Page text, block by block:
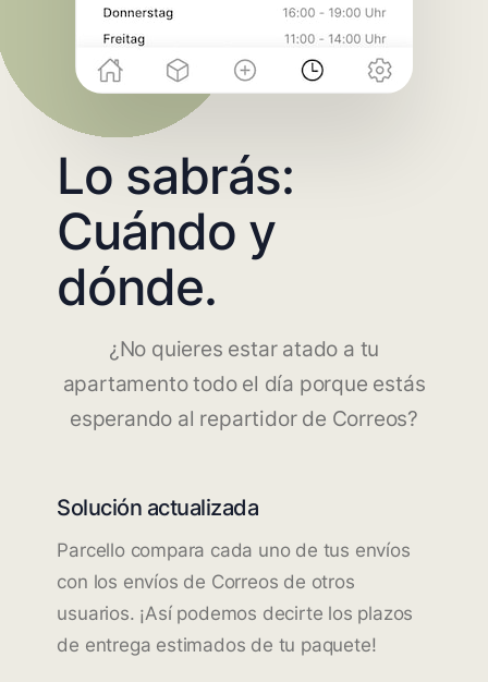
Lo sabrás:
Cuándo y
dónde.
¿No quieres estar atado a tu
apartamento todo el día porque estás
esperando al repartidor de Correos?
Solución actualizada
Parcello compara cada uno de tus envíos
con los envíos de Correos de otros
usuarios. ¡Así podemos decirte los plazos
de entrega estimados de tu paquete!